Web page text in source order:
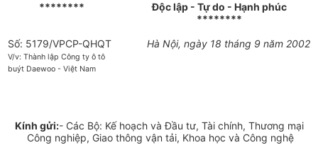
********
Độc lập - Tự do - Hạnh phúc
********
Số: 5179/VPCP-QHQT
V/v: Thành lập Công ty ô tô
buýt Daewoo - Việt Nam
Hà Nội, ngày 18 tháng 9 năm 2002
Kính gửi:- Các Bộ: Kế hoạch và Đầu tư, Tài chính, Thương mại
Công nghiệp, Giao thông vận tải, Khoa học và Công nghệ